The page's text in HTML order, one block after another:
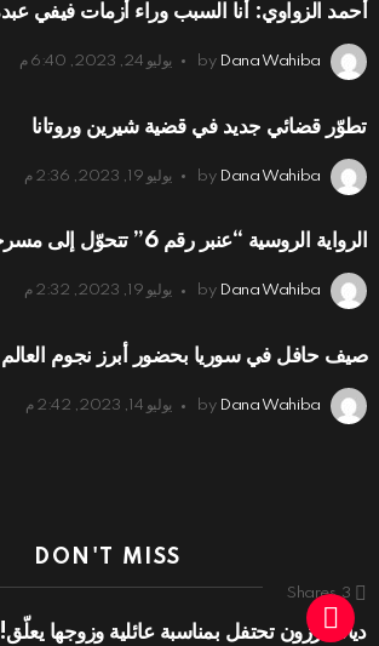
أحمد الزواوي: أنا السبب وراء أزمات فيفي
by Dana Wahiba يوليو 24, 2023, 6:40 م
تطوّر قضائي جديد في قضية شيرين وروتانا
by Dana Wahiba يوليو 19, 2023, 2:36 م
الرواية الروسية “عنبر رقم 6” تتحوّل إلى مسرحية لبنانية
by Dana Wahiba يوليو 19, 2023, 2:32 م
صيف حافل في سوريا بحضور أبرز نجوم العالم
by Dana Wahiba يوليو 14, 2023, 2:42 م
DON'T MISS
3
Shares
ديانا كرزون تحتفل بمناسبة عائلية وزوجها يعلّق!